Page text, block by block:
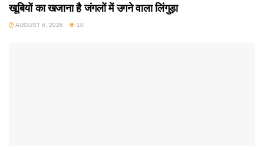
खूबियों का खजाना है जंगलों में उगने वाला लिंगुड़ा
AUGUST 6, 2026 10